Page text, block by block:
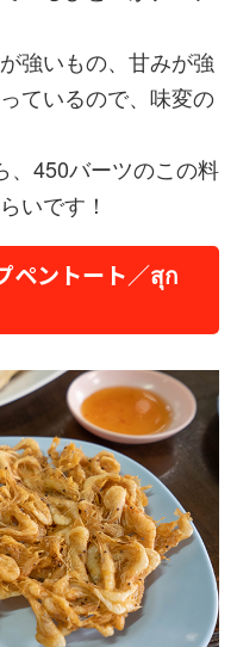
強いもの、甘みが強
ているので、味変の
、450バーツのこの料
いです！
ペントート／สุก